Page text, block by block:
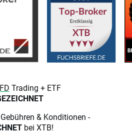
Trading + ETF
& Konditionen -
bei XTB!